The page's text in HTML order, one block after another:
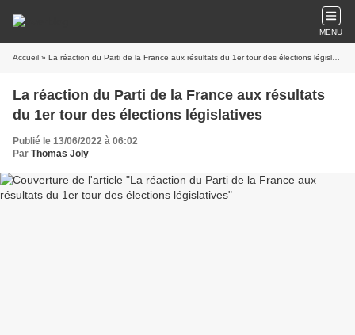
MENU
Accueil » La réaction du Parti de la France aux résultats du 1er tour des élections législatives
La réaction du Parti de la France aux résultats
du 1er tour des élections législatives
Publié le 13/06/2022 à 06:02
Par Thomas Joly